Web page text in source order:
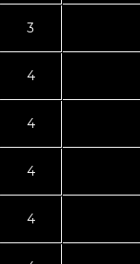
3
4
4
4
4